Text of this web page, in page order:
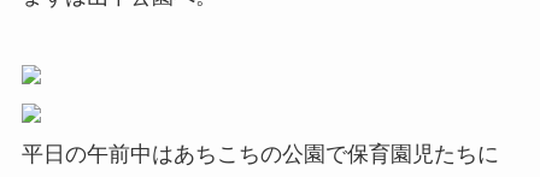
平日の午前中はあちこちの公園で保育園児たちに